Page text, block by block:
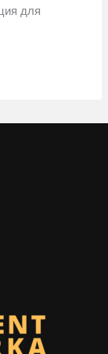
для